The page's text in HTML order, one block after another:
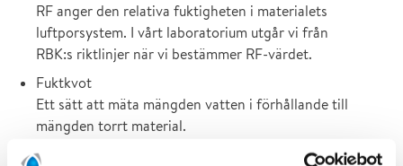
RF anger den relativa fuktigheten i materialets
luftporsystem. I vårt laboratorium utgår vi från
RBK:s riktlinjer när vi bestämmer RF-värdet.
Fuktkvot
Ett sätt att mäta mängden vatten i förhållande till
mängden torrt material.
Kapillär mättnadsgrad (KMG)